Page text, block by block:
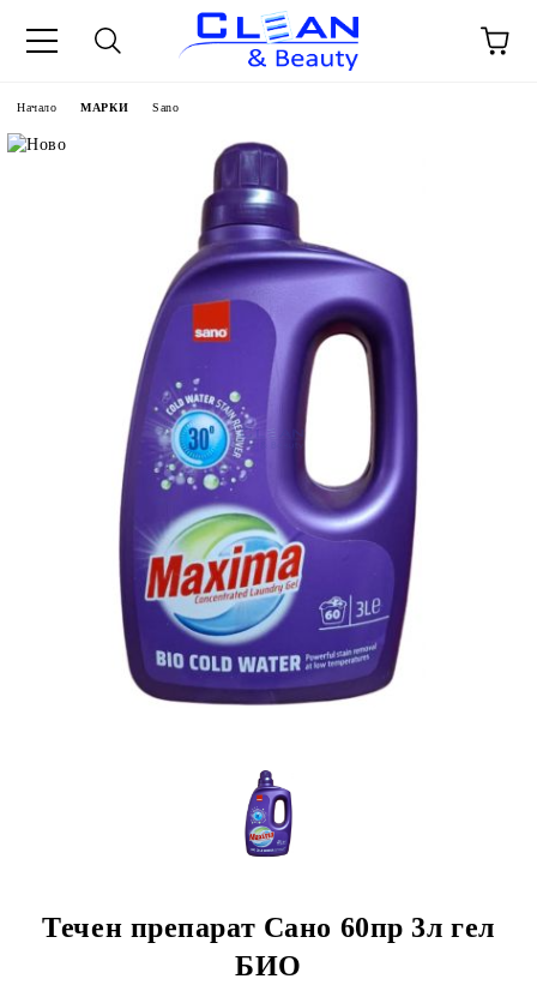
Начало МАРКИ Sano
Течен препарат Сано 60пр 3л гел
БИО